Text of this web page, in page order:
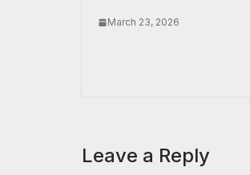
March 23, 2026
Leave a Reply